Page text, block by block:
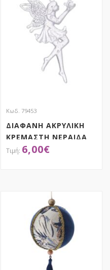
Κωδ. 79453
ΔΙΑΦΑΝΗ ΑΚΡΥΛΙΚΗ
ΚΡΕΜΑΣΤΗ ΝΕΡΑΙΔΑ
ΣΕΤ 6 15ΕΚ
6,00€